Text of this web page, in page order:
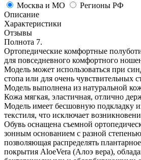
Москва и МО
Регионы РФ
Описание
Характеристики
Отзывы
Полнота 7.
Ортопедические комфортные
для повседневного комфортного
Модель может использоваться при
стопа или для очень чувствительных
Модель выполнена из натуральной
Кожа мягкая, эластичная, отлично
Модель имеет бесшовную подкладку
текстиля, что исключает
Обувь оснащена съемной
зонным основанием с разной
позволяющая распределять
покрытия AloeVera (Алоэ вера),